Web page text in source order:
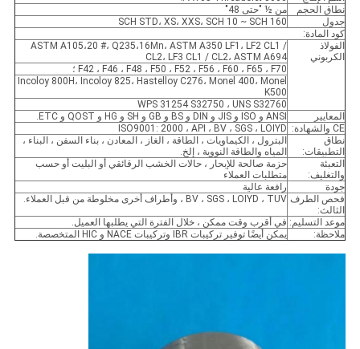
نطاق الحجم
من ½ "حتى 48"
جدول
SCH STD، XS، XXS، SCH 10 ~ SCH 160
كود المادة:
الفولاذ
الكربوني
ASTM A105،20 #، Q235،16Mn، ASTM A350 LF1، LF2 CL1 /
CL2، LF3 CL1 / CL2، ASTM A694
F42 ، F46 ، F48 ، F50 ، F52 ، F56 ، F60 ، F65 ، F70 ؛
Incoloy 800H، Incoloy 825، Hastelloy C276، Monel 400، Monel
K500
WPS 31254 S32750 ، UNS S32760
المعايير
ANSI و ISO و JIS و DIN و BS و GB و SH و HG و QOST و ETC.
CE والشهادة:
ISO9001: 2000 ، API ، BV ، SGS ، LOIYD
نطاق
التطبيقات:
البترول ، الكيماويات ، الطاقة ، الغاز ، المعادن ، بناء السفن ، البناء ،
المياه والطاقة النووية ، إلخ.
التعبئة
والتغليف:
حزمة صالحة للإبحار ، حالات الخشب الرقائقي أو البليت أو حسب
متطلبات العملاء
جودة
رافعة عالية
فحص الطرف
الثالث:
BV ، SGS ، LOIYD ، TUV ، وأطراف أخرى مخلوطة من قبل العملاء.
موعد التسليم: في أقرب وقت ممكن ، خلال الفترة التي يطلبها العميل.
ملاحظة:
يمكن أيضًا توفير تركيبات IBR وتركيبات NACE و HIC المتخصصة.